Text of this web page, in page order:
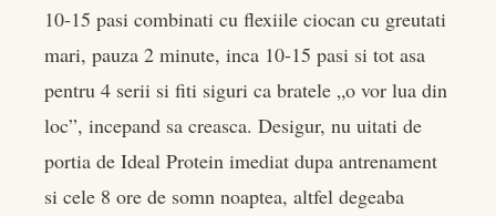
10-15 pasi combinati cu flexiile ciocan cu greutati
mari, pauza 2 minute, inca 10-15 pasi si tot asa
pentru 4 serii si fiti siguri ca bratele „o vor lua din
loc”, incepand sa creasca. Desigur, nu uitati de
portia de Ideal Protein imediat dupa antrenament
si cele 8 ore de somn noaptea, altfel degeaba